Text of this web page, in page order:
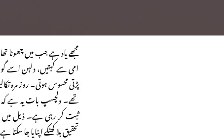
مجھے یاد ہے جب میں چھوٹا
امی سے کہتیں، دلہن اسے
پڑتی محسوس ہوتی۔ روز مرہ
تھے۔ دلچسپ بات یہ ہے کہ
ثبت کر رہی ہے۔ ذیل میں
تحقیق بلا کھٹکے اپنایا جا سکتا